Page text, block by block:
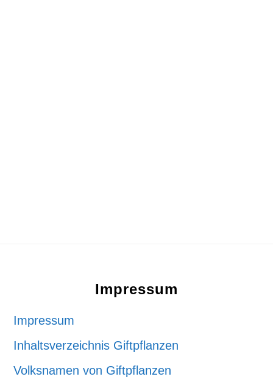
Impressum
Impressum
Inhaltsverzeichnis Giftpflanzen
Volksnamen von Giftpflanzen